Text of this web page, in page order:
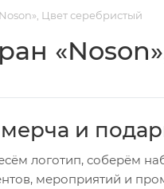
Цвет серебристый
и
логотип, соберём
мероприятий и